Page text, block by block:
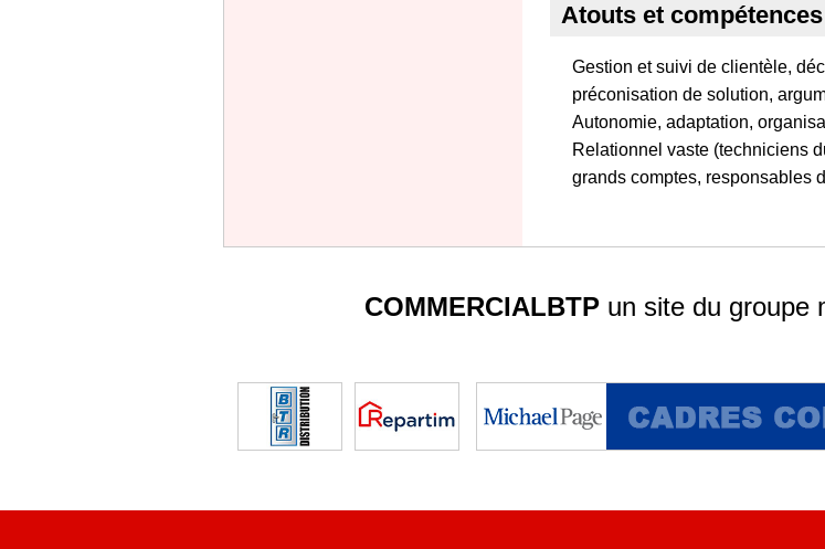
Atouts et compétences
Gestion et suivi de clientèle,
préconisation de solution,
Autonomie, adaptation,
Relationnel vaste (techniciens
grands comptes, responsables
COMMERCIALBTP un site du groupe